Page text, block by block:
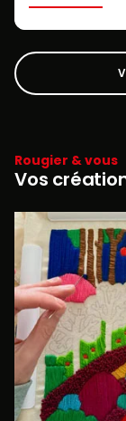
Rougier & vous
Vos